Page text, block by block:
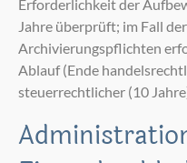
Erforderlichkeit der
Jahre überprüft; im Fall
Archivierungspflichten
Ablauf (Ende
steuerrechtlicher (10